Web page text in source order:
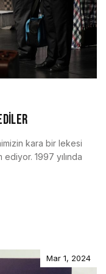
kara bir lekesi
1997 yılında
Mar 1, 2024